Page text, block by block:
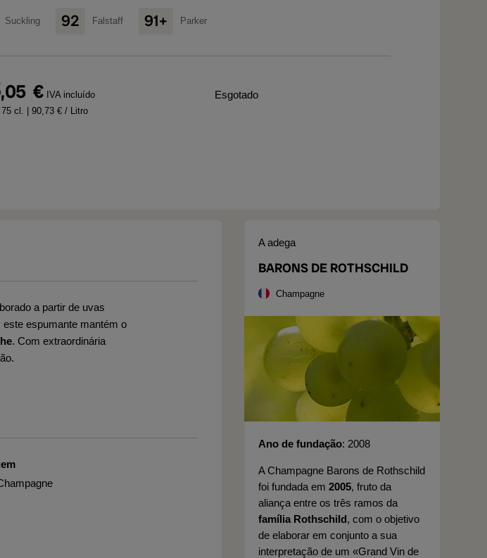
Suckling 92 Falstaff 91+ Parker
,05 € IVA incluído
cl. | 90,73 € / Litro
Esgotado
a partir de uvas
espumante mantém o
. Com extraordinária
A adega
BARONS DE ROTHSCHILD
Champagne
Ano de fundação 2008
A Champagne Barons de Rothschild
foi fundada em 2005, fruto da
aliança entre os três ramos da
família Rothschild, com o objetivo
de elaborar em conjunto a sua
interpretação de um «Grand Vin de